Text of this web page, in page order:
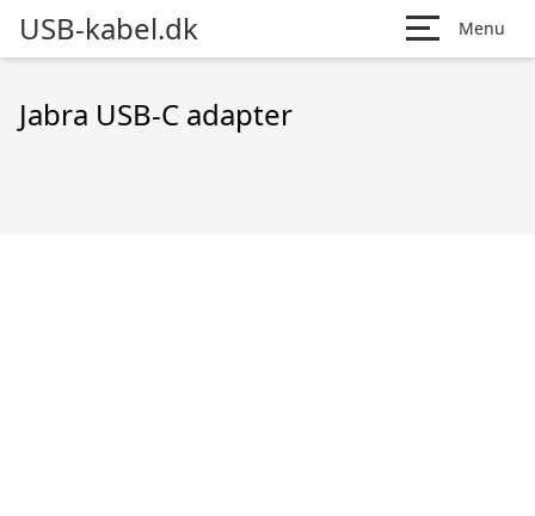
USB-kabel.dk Menu
Jabra USB-C adapter